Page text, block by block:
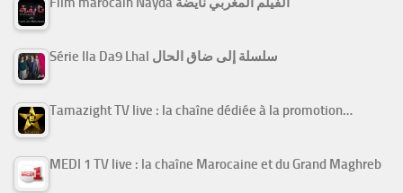
Série Ila Da9 Lhal سلسلة إلى ضاق الحال
Tamazight TV live : la chaîne dédiée à la promotion…
MEDI 1 TV live : la chaîne Marocaine et du Grand Maghreb